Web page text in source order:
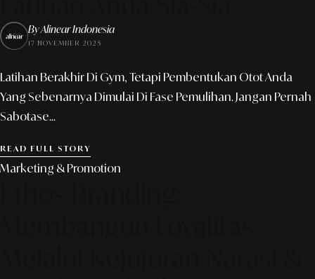
By Alinear Indonesia
17 NOVEMBER 2025
Latihan Berakhir Di Gym, Tetapi Pembentukan Otot Anda
Yang Sebenarnya Dimulai Di Fase Pemulihan. Jangan Pernah
Sabotase...
READ FULL STORY
Marketing & Promotion